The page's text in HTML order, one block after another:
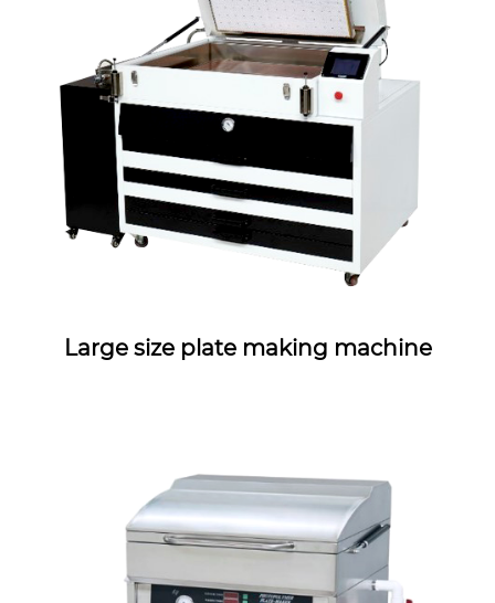
Large size plate making machine